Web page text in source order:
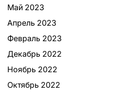
Май 2023
Апрель 2023
Февраль 2023
Декабрь 2022
Ноябрь 2022
Октябрь 2022